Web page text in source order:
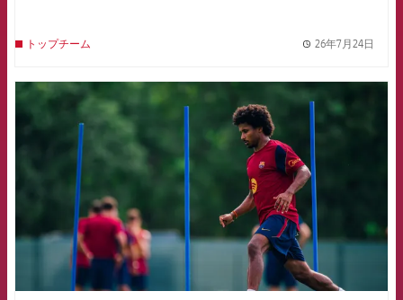
トップチーム 26年7月24日
FCB Barcelona badge